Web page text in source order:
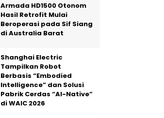
Armada HD1500 Otonom
Hasil Retrofit Mulai
Beroperasi pada Sif Siang
di Australia Barat
Shanghai Electric
Tampilkan Robot
Berbasis “Embodied
Intelligence” dan Solusi
Pabrik Cerdas “AI-Native”
di WAIC 2026